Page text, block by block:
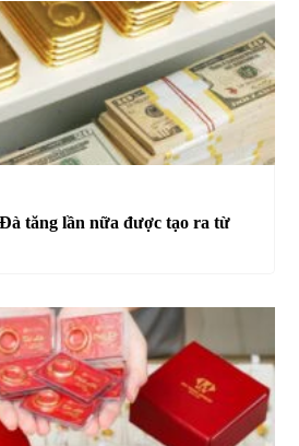
tăng lần nữa được tạo ra từ